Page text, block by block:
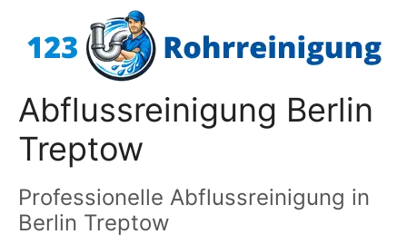
Inhalt
Abflussreinigung Berlin
Treptow
Professionelle Abflussreinigung in
Berlin Treptow